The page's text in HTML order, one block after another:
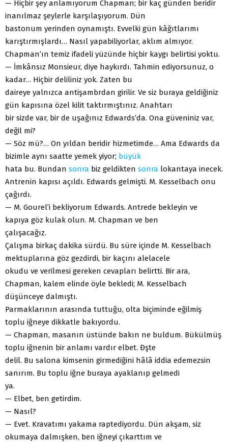
— Hiçbir şey anlamıyorum Chapman; bir kaç günden beridir
inanılmaz şeylerle karşılaşıyorum. Dün
bastonum yerinden oynamıştı. Evvelki gün kâğıtlarımı
karıştırmışlardı… Nasıl yapabiliyorlar, aklım almıyor.
Chapman’ın temiz ifadeli yüzünde hiçbir kaygı belirtisi yoktu.
— İmkânsız Monsieur, diye haykırdı. Tahmin ediyorsunuz, o
kadar… Hiçbir deliliniz yok. Zaten bu
daireye yalnızca antişambrdan girilir. Ve siz buraya geldiğiniz
gün kapısına özel kilit taktırmıştınız. Anahtarı
bir sizde var, bir de uşağınız Edwards’da. Ona güveniniz var,
değil mi?
— Söz mü?… On yıldan beridir hizmetimde… Ama Edwards da
bizimle aynı saatte yemek yiyor; büyük
hata bu. Bundan sonra biz geldikten sonra lokantaya inecek.
Antrenin kapısı açıldı. Edwards gelmişti. M. Kesselbach onu
çağırdı.
— M. Gourel’i bekliyorum Edwards. Antrede bekleyin ve
kapıya göz kulak olun. M. Chapman ve ben
çalışacağız.
Çalışma birkaç dakika sürdü. Bu süre içinde M. Kesselbach
mektuplarına göz gezdirdi, bir kaçını alelacele
okudu ve verilmesi gereken cevapları belirtti. Bir ara,
Chapman, kalem elinde öyle bekledi; M. Kesselbach
düşünceye dalmıştı.
Parmaklarının arasında tuttuğu, olta biçiminde eğilmiş
toplu iğneye dikkatle bakıyordu.
— Chapman, masanın üstünde bakın ne buldum. Bükülmüş
toplu iğnenin bir anlamı vardır elbet. Đşte
delil. Bu salona kimsenin girmediğini hâlâ iddia edemezsin
sanırım. Bu toplu iğne buraya ayaklanıp gelmedi
ya.
— Elbet, ben getirdim.
— Nasıl?
— Evet. Kravatımı yakama raptediyordu. Dün akşam, siz
okumaya dalmışken, ben iğneyi çıkarttım ve